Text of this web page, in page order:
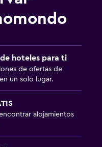
hoteles para ti
de ofertas de
un solo lugar.
alojamientos